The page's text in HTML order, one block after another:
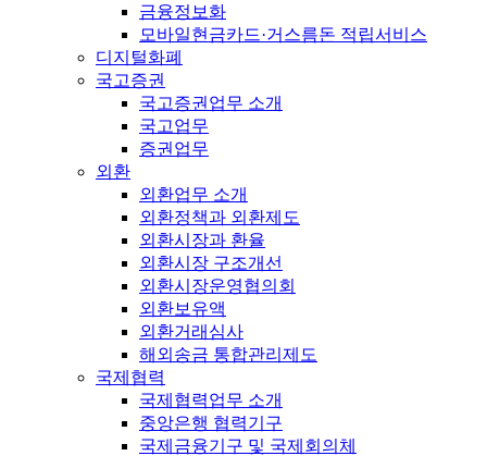
금융정보화
모바일현금카드·거스름돈 적립서비스
디지털화폐
국고증권
국고증권업무 소개
국고업무
증권업무
외환
외환업무 소개
외환정책과 외환제도
외환시장과 환율
외환시장 구조개선
외환시장운영협의회
외환보유액
외환거래심사
해외송금 통합관리제도
국제협력
국제협력업무 소개
중앙은행 협력기구
국제금융기구 및 국제회의체